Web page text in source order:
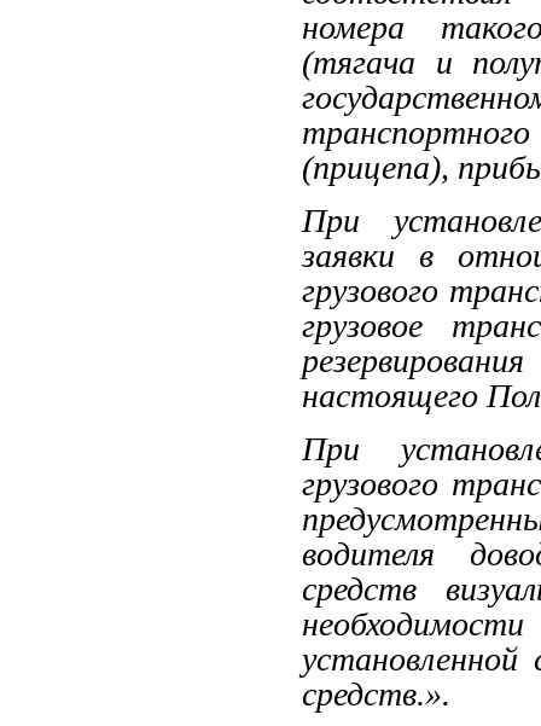
номера
(тягача и
(прицепа),
При
заявки в
грузового
грузовое
настоящего
При
грузового
водителя
средств
средств.».